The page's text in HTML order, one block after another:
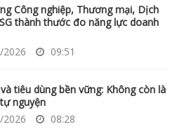
Công nghiệp, Thương mại, Dịch
thành thước đo năng lực doanh
2026
09:51
tiêu dùng bền vững: Không còn là
nguyện
2026
08:28